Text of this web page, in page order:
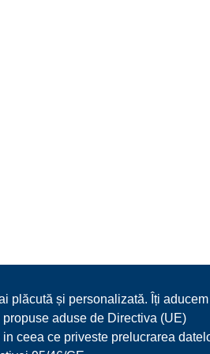
plăcută și personalizată. Îți
aduse de Directiva (UE)
ceea ce priveste prelucrarea
MEDIA